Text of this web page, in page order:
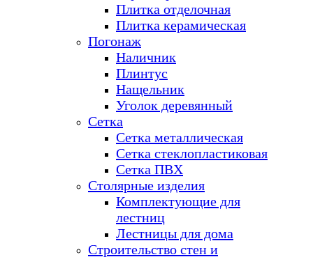
Плитка отделочная
Плитка керамическая
Погонаж
Наличник
Плинтус
Нащельник
Уголок деревянный
Сетка
Сетка металлическая
Сетка стеклопластиковая
Сетка ПВХ
Столярные изделия
Комплектующие для
лестниц
Лестницы для дома
Строительство стен и